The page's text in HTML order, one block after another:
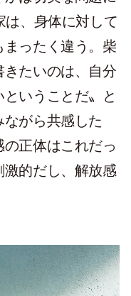
は、身体に対して
ったく違う。柴
たいのは、自分
いうことだ〟と
がら共感した
正体はこれだっ
的だし、解放感